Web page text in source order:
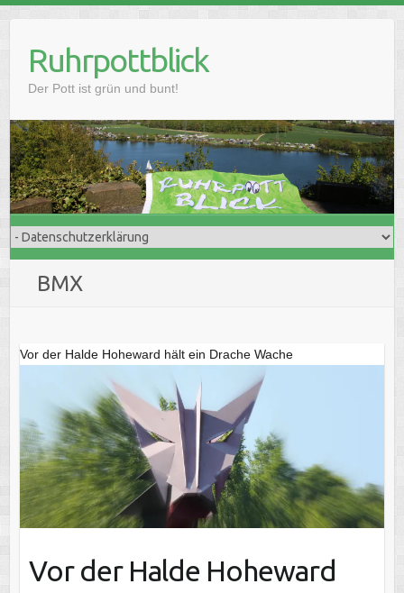
contentRuhrpottblick
Der Pott ist grün und bunt!
BMX
Vor der Halde Hoheward hält ein Drache Wache
Vor der Halde Hoheward